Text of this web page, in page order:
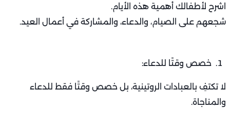
اشرح لأطفالك أهمية هذه الأيام.
شجعهم على الصيام، والدعاء، والمشاركة في أعمال العيد.
خصص وقتًا للدعاء:
لا تكتفِ بالعبادات الروتينية، بل خصص وقتًا فقط للدعاء
والمناجاة.